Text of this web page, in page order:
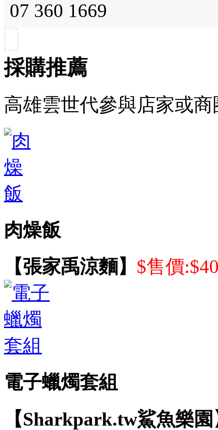
07 360 1669
採購推薦
高雄雲世代參與店家或
肉燥飯
【張家禹涼麵】 $售價
電子蠟燭套組
【Sharkpark.tw鯊魚樂園